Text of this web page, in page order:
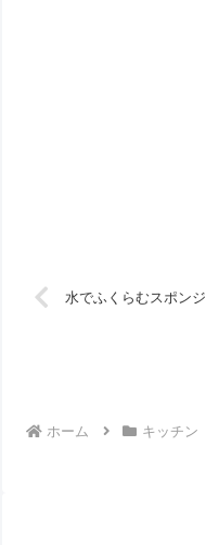
水でふくらむスポンジ
ホーム キッチン